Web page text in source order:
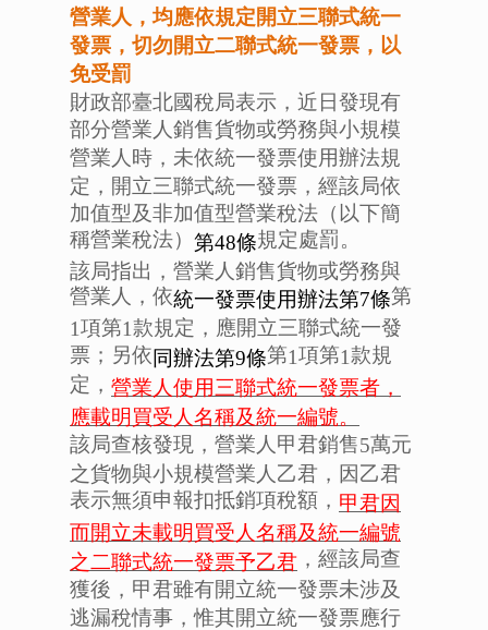
營業人，均應依規定開立三聯式統一
發票，切勿開立二聯式統一發票，以
免受罰
財政部臺北國稅局表示，近日發現有
部分營業人銷售貨物或勞務與小規模
營業人時，未依統一發票使用辦法規
定，開立三聯式統一發票，經該局依
加值型及非加值型營業稅法（以下簡
稱營業稅法） 第48條規定處罰。
該局指出，營業人銷售貨物或勞務與
營業人，依統一發票使用辦法第7條第
1項第1款規定，應開立三聯式統一發
票；另依同辦法第9條第1項第1款規
定， 營業人使用三聯式統一發票者，
應載明買受人名稱及統一編號。
該局查核發現，營業人甲君銷售5萬元
之貨物與小規模營業人乙君，因乙君
表示無須申報扣抵銷項稅額， 甲君因
而開立未載明買受人名稱及統一編號
之二聯式統一發票予乙君 ，經該局查
獲後，甲君雖有開立統一發票未涉及
逃漏稅情事，惟其開立統一發票應行